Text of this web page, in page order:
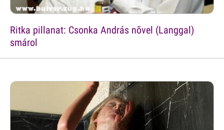
Ritka pillanat: Csonka András nõvel (Langgal)
smárol